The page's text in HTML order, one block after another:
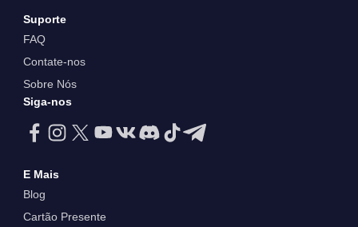
Suporte
FAQ
Contate-nos
Sobre Nós
Siga-nos
E Mais
Blog
Cartão Presente